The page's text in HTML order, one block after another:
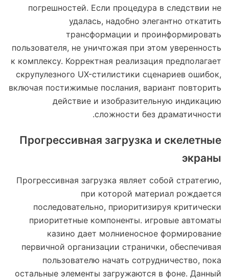
погрешностей. Если процедура в следствии не
удалась, надобно элегантно откатить
трансформации и проинформировать
пользователя, не уничтожая при этом уверенность
к комплексу. Корректная реализация предполагает
скрупулезного UX-стилистики сценариев ошибок,
включая постижимые послания, вариант повторить
действие и изобразительную индикацию
сложности без драматичности.
Прогрессивная загрузка и скелетные
экраны
Прогрессивная загрузка являет собой стратегию,
при которой материал рождается
последовательно, приоритизируя критически
приоритетные компоненты. игровые автоматы
казино дает молниеносное формирование
первичной организации странички, обеспечивая
пользователю начать сотрудничество, пока
остальные элементы загружаются в фоне. Данный